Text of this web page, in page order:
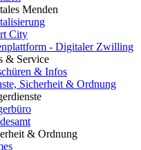
Menden
City
- Digitaler Zwilling
& Service
& Infos
Sicherheit & Ordnung
& Ordnung